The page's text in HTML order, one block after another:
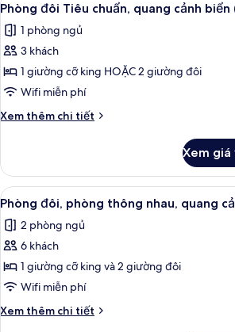
phòng
thông
nhau,
quang
biển
(C)
tất
cả
ảnh
Phòng
đôi
Tiêu
chuẩn,
cảnh
biển
(B2C-
CA)
2
Phòng đôi Tiêu chuẩn, quang cảnh biển
1 phòng ngủ
3 khách
1 giường cỡ king HOẶC 2 giường đôi
Wifi miễn phí
Xem thêm chi tiết
Chi
Phòng
đôi
Tiêu
chuẩn,
quang
cảnh
(B2C-
CA)
Xem giá
Xem
tất
cả
ảnh
Phòng
đôi,
phòng
thông
Minibar,
2
Phòng đôi, phòng thông nhau, quang
2 phòng ngủ
6 khách
1 giường cỡ king và 2 giường đôi
Wifi miễn phí
Xem thêm chi tiết
Chi